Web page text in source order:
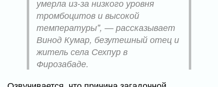
умерла из-за низкого уровня
тромбоцитов и высокой
температуры", — рассказывает
Винод Кумар, безутешный отец и
житель села Сехпур в
Фирозабаде.